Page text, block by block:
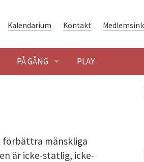
Kalendarium Kontakt
PÅ GÅNG PLAY
förbättra mänskliga
är icke-statlig, icke-